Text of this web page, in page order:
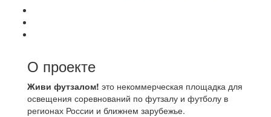
О проекте
Живи футзалом! это некоммерческая площадка для
освещения соревнований по футзалу и футболу в
регионах России и ближнем зарубежье.